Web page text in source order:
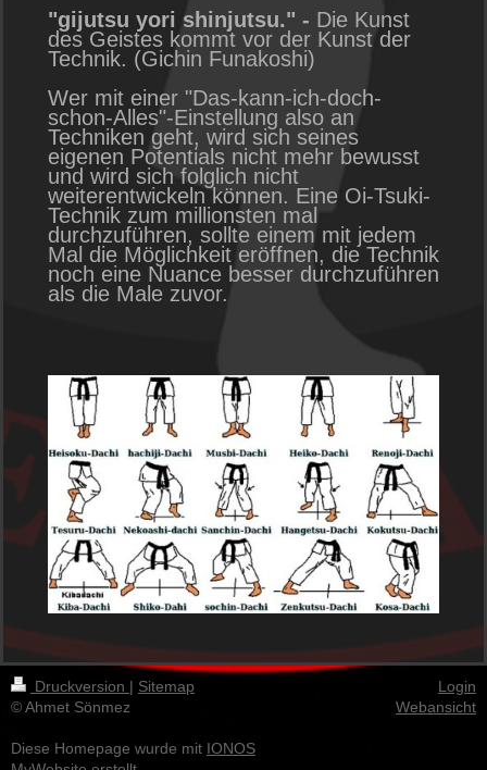
"gijutsu yori shinjutsu." - Die Kunst
des Geistes kommt vor der Kunst der
Technik. (Gichin Funakoshi)
Wer mit einer "Das-kann-ich-doch-
schon-Alles"-Einstellung also an
Techniken geht, wird sich seines
eigenen Potentials nicht mehr bewusst
und wird sich folglich nicht
weiterentwickeln können. Eine Oi-Tsuki-
Technik zum millionsten mal
durchzuführen, sollte einem mit jedem
Mal die Möglichkeit eröffnen, die Technik
noch eine Nuance besser durchzuführen
als die Male zuvor.
Druckversion | Sitemap
© Ahmet Sönmez
Diese Homepage wurde mit IONOS
Login
Webansicht